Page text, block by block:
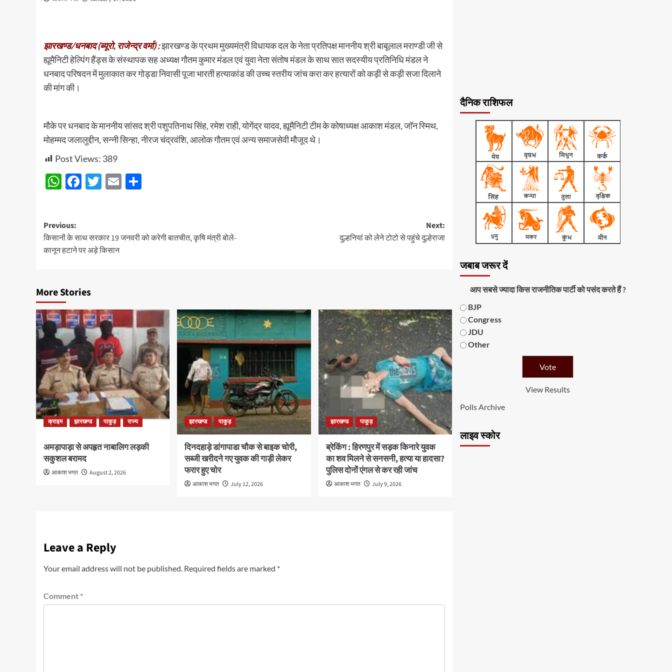
झारखण्ड/धनबाद (ब्यूरो, राजेन्द्र वर्मा) :झारखण्ड के प्रथम मुख्यमंत्री विधायक दल के नेता प्रतिपक्ष माननीय श्री बाबूलाल मराण्डी जी से
ह्यूमैनिटी हेल्पिंग हैंड्स के संस्थापक सह अध्यक्ष गौतम कुमार मंडल एवं युवा नेता संतोष मंडल के साथ सात सदस्यीय प्रतिनिधि मंडल ने
धनबाद परिषदन में मुलाकात कर गोड्डा निवासी पूजा भारती हत्याकांड की उच्च स्तरीय जांच करा कर हत्यारों को कड़ी से कड़ी सजा दिलाने
की मांग की।
मौके पर धनबाद के माननीय सांसद श्री पशुपतिनाथ सिंह, रमेश राही, योगेंद्र यादव, ह्यूमैनिटी टीम के कोषाध्यक्ष आकाश मंडल, जॉन स्मिथ,
मोहम्मद जलालुद्दीन, सन्नी सिन्हा, नीरज चंद्रवंशि, आलोक गौतम एवं अन्य समाजसेवी मौजूद थे।
Post Views: 389
WhatsApp
Facebook
Twitter
Email
Post
navigation
Previous:
किसानों के साथ सरकार 19 जनवरी को करेगी बातचीत, कृषि मंत्री बोले-
कानून हटाने पर अड़े किसान
Next:
दुल्हनियां को लेने टोटो से पहुंचे दुल्हेराजा
More Stories
क्राइम झारखण्ड पाकुड़ राज्य
अमड़ापाड़ा से अपहृत नाबालिग लड़की
सकुशल बरामद
आकाश भगत August 2, 2026
झारखण्ड पाकुड़
दिनदहाड़े डांगापाडा चौक से बाइक चोरी,
सब्जी खरीदने गए युवक की गाड़ी लेकर
फरार हुए चोर
आकाश भगत July 12, 2026
झारखण्ड पाकुड़
ब्रेकिंग : हिरणपुर में सड़क किनारे युवक
का शव मिलने से सनसनी, हत्या या हादसा?
पुलिस दोनों एंगल से कर रही जांच
आकाश भगत July 9, 2026
Leave a Reply
Your email address will not be published. Required fields are marked *
Comment *
दैनिक राशिफल
जबाब जरूर दें
आप सबसे ज्यादा किस राजनीतिक पार्टी को पसंद करते हैं ?
BJP
Congress
JDU
Other
View Results
Polls Archive
लाइव स्कोर